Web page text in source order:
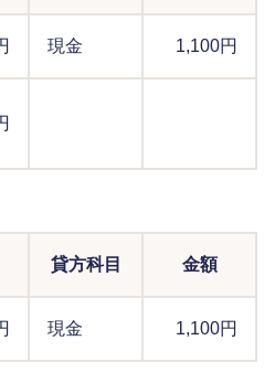
現金 1,100円
貸方科目 金額
現金 1,100円